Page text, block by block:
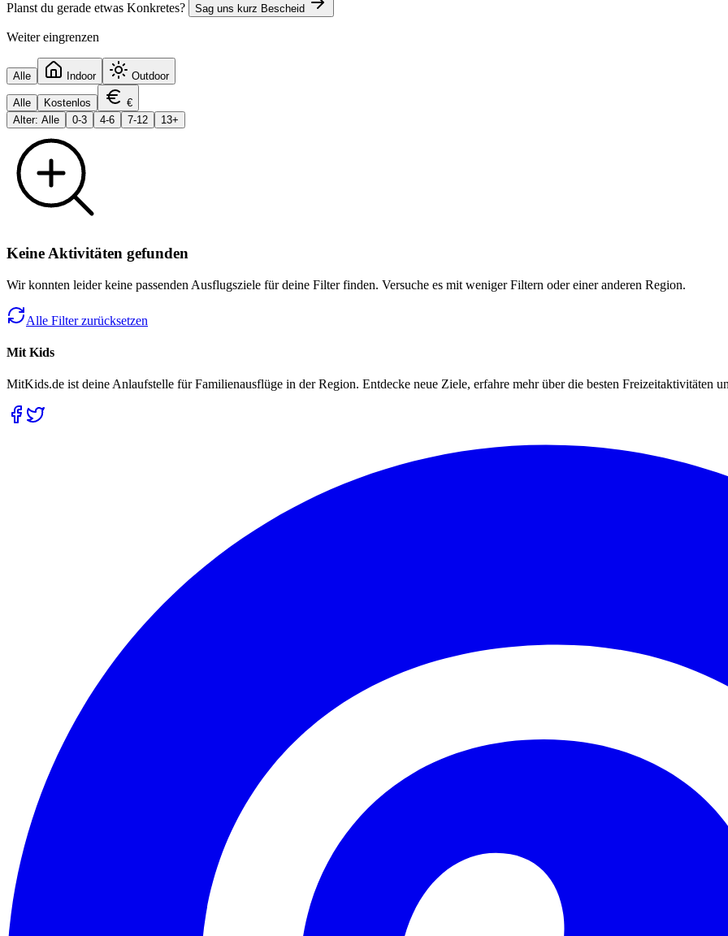
Planst du gerade etwas Konkretes?
Sag uns kurz Bescheid
Weiter eingrenzen
Alle Indoor Outdoor
Alle Kostenlos
€
Alter: Alle
0-3 4-6 7-12 13+
Keine Aktivitäten gefunden
Wir konnten leider keine passenden Ausflugsziele für deine Filter finden. Versuche es mit weniger Filtern oder einer anderen Region.
Alle Filter zurücksetzen
Mit Kids
MitKids.de ist deine Anlaufstelle für Familienausflüge in der Region. Entdecke neue Ziele, erfahre mehr über die besten Freizeitaktivitäten